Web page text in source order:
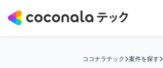
ココナラテック>案件を探す>